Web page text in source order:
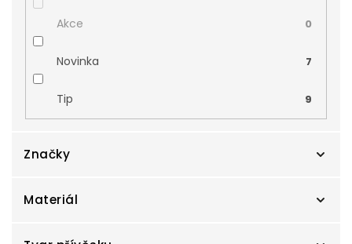
Akce 0
Novinka 7
Tip 9
Značky
Zlatnictví Smaragd
Materiál